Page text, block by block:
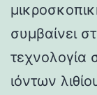
συμβαίνει
τεχνολογία
ιόντων